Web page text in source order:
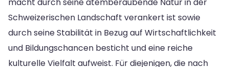
Schweizerischen Landschaft verankert ist sowie
durch seine Stabilität in Bezug auf Wirtschaftlichkeit
und Bildungschancen besticht und eine reiche
kulturelle Vielfalt aufweist. Für diejenigen, die nach